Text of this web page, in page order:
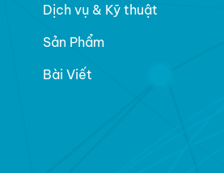
Dịch vụ & Kỹ thuật
Sản Phẩm
Bài Viết